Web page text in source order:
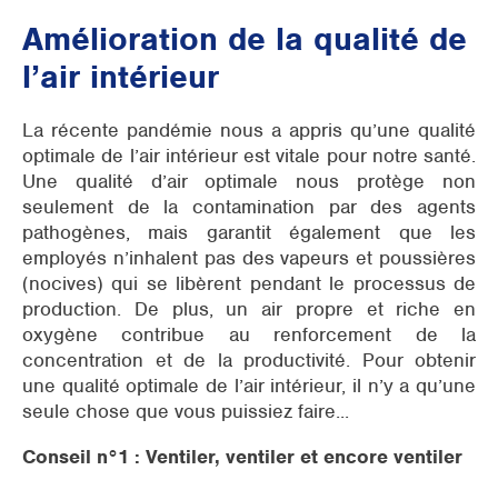
Amélioration de la qualité de
l’air intérieur
La récente pandémie nous a appris qu’une qualité
optimale de l’air intérieur est vitale pour notre santé.
Une qualité d’air optimale nous protège non
seulement de la contamination par des agents
pathogènes, mais garantit également que les
employés n’inhalent pas des vapeurs et poussières
(nocives) qui se libèrent pendant le processus de
production. De plus, un air propre et riche en
oxygène contribue au renforcement de la
concentration et de la productivité. Pour obtenir
une qualité optimale de l’air intérieur, il n’y a qu’une
seule chose que vous puissiez faire...
Conseil n°1 : Ventiler, ventiler et encore ventiler